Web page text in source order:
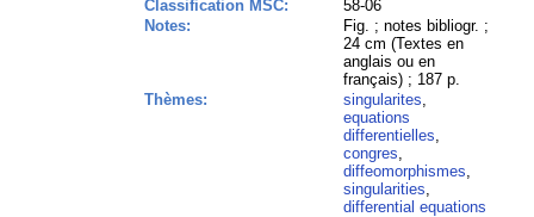
Classification MSC:
58-06
Notes:
Fig. ; notes bibliogr. ;
24 cm (Textes en
anglais ou en
français) ; 187 p.
Thèmes:
singularites,
equations
differentielles,
congres,
diffeomorphismes,
singularities,
differential equations